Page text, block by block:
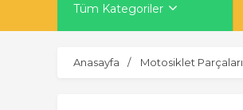
Tüm Kategoriler
Anasayfa Motosiklet Parçaları